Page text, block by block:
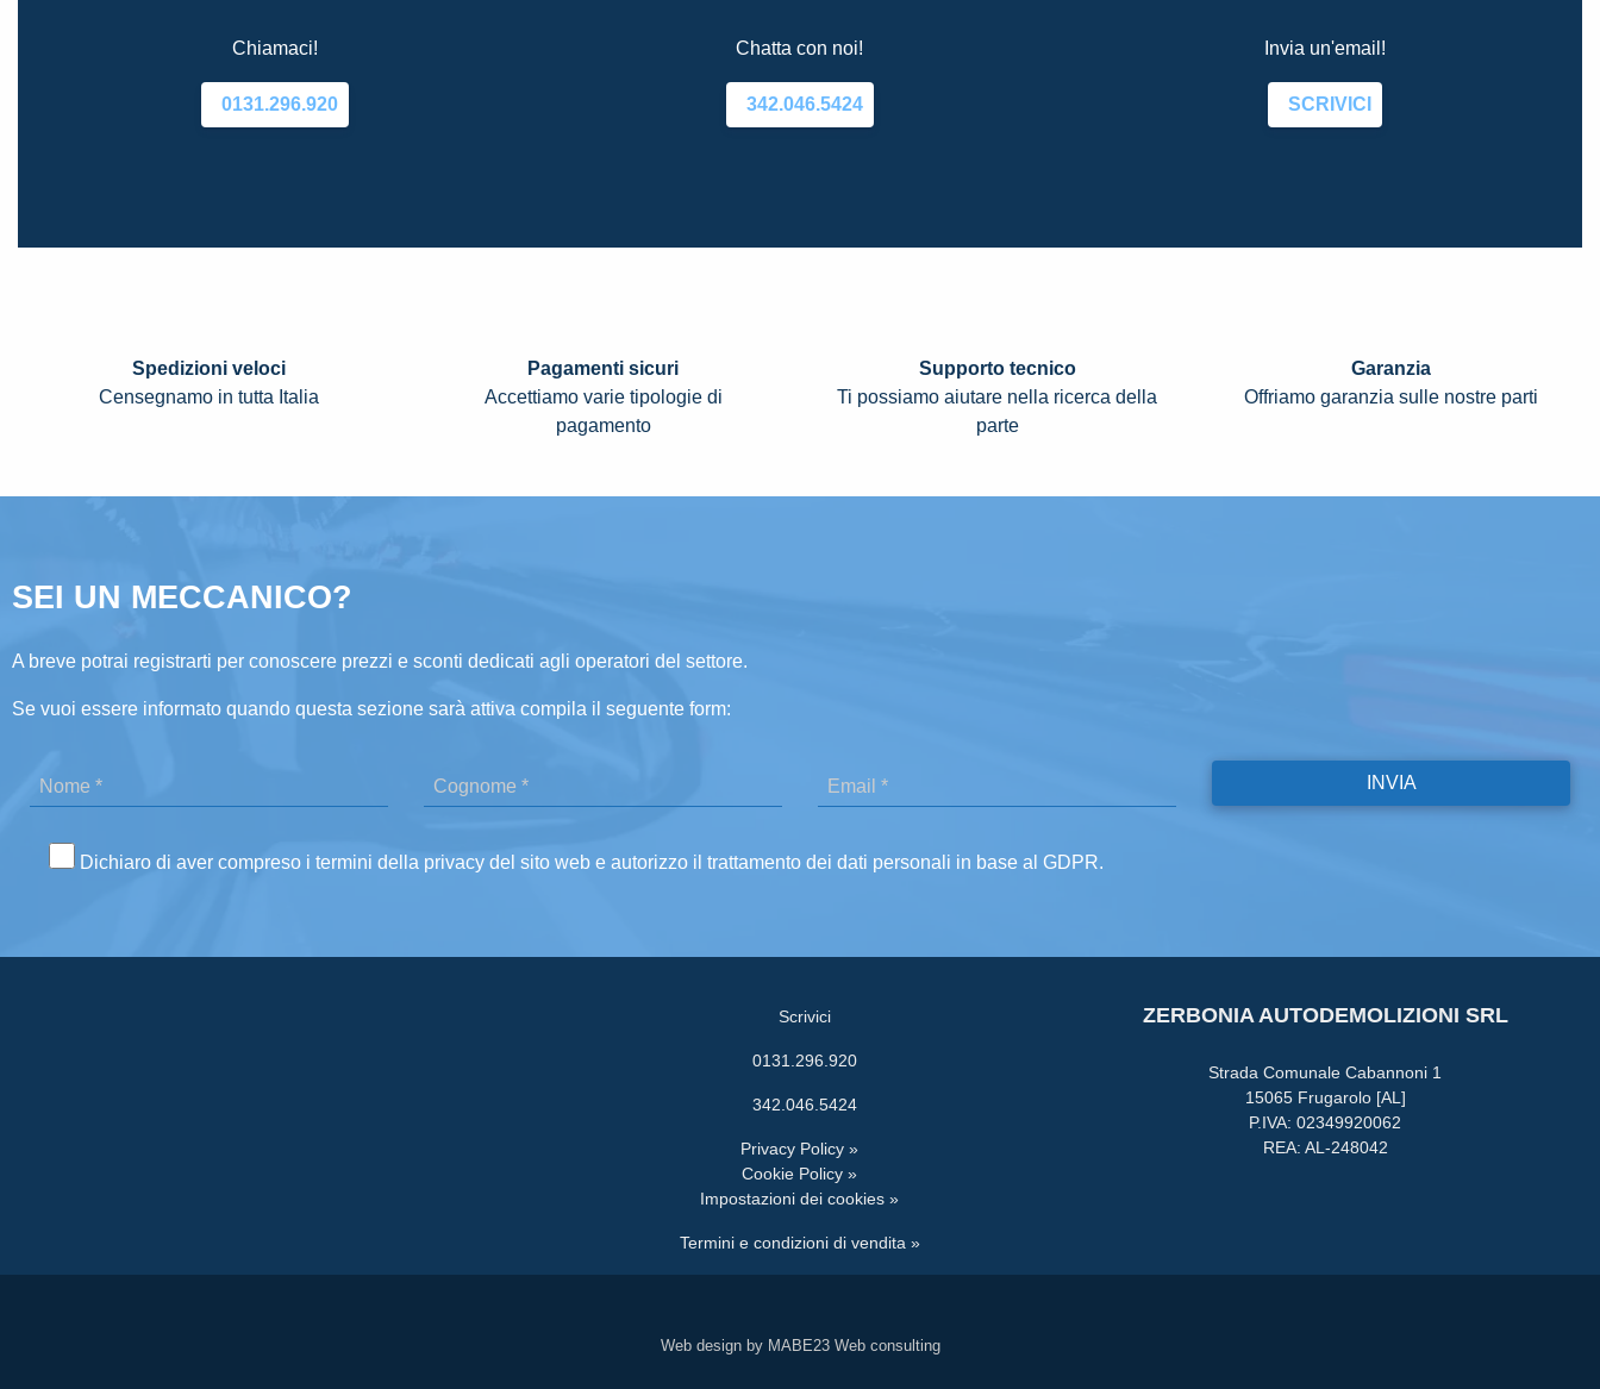
Chiamaci!
0131.296.920
Chatta con noi!
342.046.5424
Invia un'email!
SCRIVICI
Spedizioni veloci
Censegnamo in tutta Italia
Pagamenti sicuri
Accettiamo varie tipologie di
pagamento
Supporto tecnico
Ti possiamo aiutare nella ricerca della
parte
Garanzia
Offriamo garanzia sulle nostre parti
SEI UN MECCANICO?
A breve potrai registrarti per conoscere prezzi e sconti dedicati agli operatori del settore.
Se vuoi essere informato quando questa sezione sarà attiva compila il seguente form:
Dichiaro di aver compreso i termini della privacy del sito web e autorizzo il trattamento dei dati personali in base al GDPR.
Scrivici
0131.296.920
342.046.5424
Privacy Policy »
Cookie Policy »
Impostazioni dei cookies »
Termini e condizioni di vendita »
ZERBONIA AUTODEMOLIZIONI SRL
Strada Comunale Cabannoni 1
15065 Frugarolo [AL]
P.IVA: 02349920062
REA: AL-248042
Web design by MABE23 Web consulting